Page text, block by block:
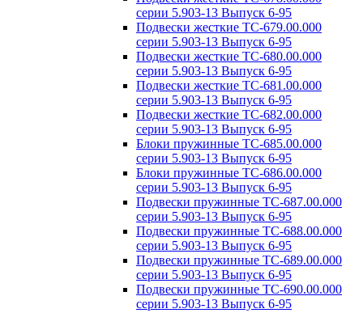
серии 5.903-13 Выпуск 6-95
Подвески жесткие ТС-679.00.000
серии 5.903-13 Выпуск 6-95
Подвески жесткие ТС-680.00.000
серии 5.903-13 Выпуск 6-95
Подвески жесткие ТС-681.00.000
серии 5.903-13 Выпуск 6-95
Подвески жесткие ТС-682.00.000
серии 5.903-13 Выпуск 6-95
Блоки пружинные ТС-685.00.000
серии 5.903-13 Выпуск 6-95
Блоки пружинные ТС-686.00.000
серии 5.903-13 Выпуск 6-95
Подвески пружинные ТС-687.00.000
серии 5.903-13 Выпуск 6-95
Подвески пружинные ТС-688.00.000
серии 5.903-13 Выпуск 6-95
Подвески пружинные ТС-689.00.000
серии 5.903-13 Выпуск 6-95
Подвески пружинные ТС-690.00.000
серии 5.903-13 Выпуск 6-95